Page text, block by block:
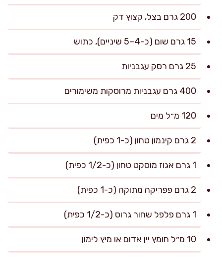
200 גרם בצל, קצוץ דק
15 גרם שום (כ-4–5 שיניים), כתוש
25 גרם רסק עגבניות
400 גרם עגבניות מרוסקות משימורים
120 מ״ל מים
2 גרם קינמון טחון (כ-1 כפית)
1 גרם אגוז מוסקט טחון (כ-1/2 כפית)
2 גרם פפריקה מתוקה (כ-1 כפית)
1 גרם פלפל שחור גרוס (כ-1/2 כפית)
10 מ״ל חומץ יין אדום או מיץ לימון